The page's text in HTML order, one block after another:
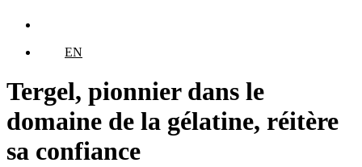
EN
Tergel, pionnier dans le
domaine de la gélatine, réitère
sa confiance